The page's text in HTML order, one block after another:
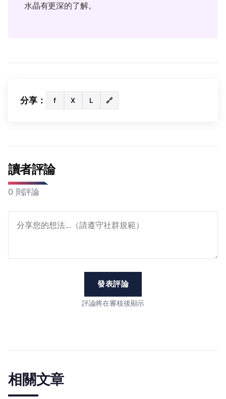
水晶有更深的了解。
分享： f X L 🔗
讀者評論
0 則評論
發表評論
評論將在審核後顯示
相關文章